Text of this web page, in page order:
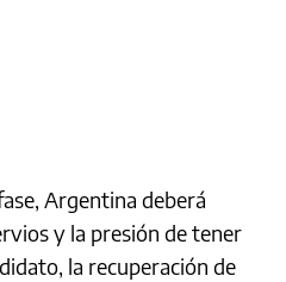
Argentina deberá
y la presión de tener
la recuperación de